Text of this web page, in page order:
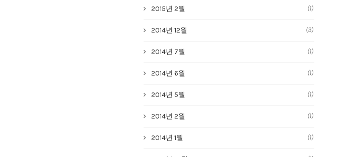
2015년 2월 (1)
2014년 12월 (3)
2014년 7월 (1)
2014년 6월 (1)
2014년 5월 (1)
2014년 2월 (1)
2014년 1월 (1)